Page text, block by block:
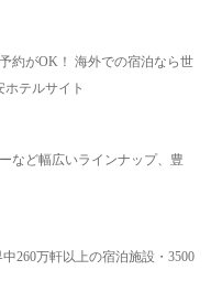
約がOK！ 海外での宿泊なら世
テルサイト
など幅広いラインナップ、豊
260万軒以上の宿泊施設・3500